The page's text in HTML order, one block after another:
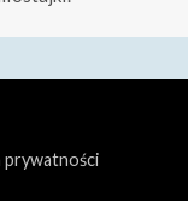
prywatności